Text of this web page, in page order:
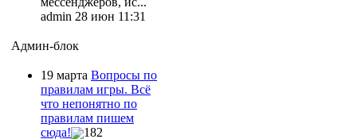
admin 28 июн 11:31
Админ-блок
19 марта Вопросы по
правилам игры. Всё
что непонятно по
правилам пишем
сюда!
182